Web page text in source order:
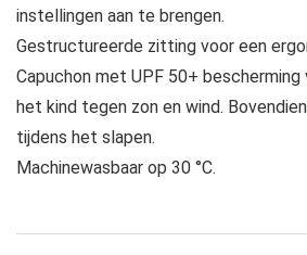
instellingen aan te brengen.
Gestructureerde zitting voor een
Capuchon met UPF 50+
het kind tegen zon en wind.
tijdens het slapen.
Machinewasbaar op 30 °C.